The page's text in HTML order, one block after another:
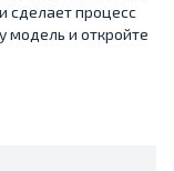
сделает процесс
модель и откройте